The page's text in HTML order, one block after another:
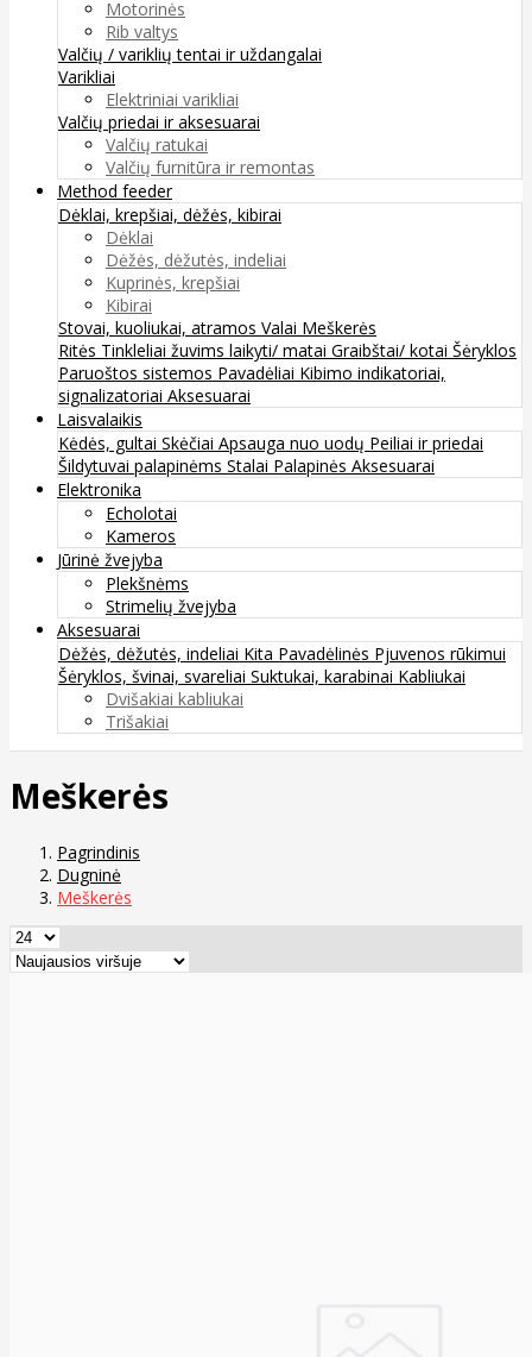
Motorinės
Rib valtys
Valčių / variklių tentai ir uždangalai
Varikliai
Elektriniai varikliai
Valčių priedai ir aksesuarai
Valčių ratukai
Valčių furnitūra ir remontas
Method feeder
Dėklai, krepšiai, dėžės, kibirai
Dėklai
Dėžės, dėžutės, indeliai
Kuprinės, krepšiai
Kibirai
Stovai, kuoliukai, atramos Valai Meškerės
Ritės Tinkleliai žuvims laikyti/ matai Graibštai/ kotai Šėryklos
Paruoštos sistemos Pavadėliai Kibimo indikatoriai,
signalizatoriai Aksesuarai
Laisvalaikis
Kėdės, gultai Skėčiai Apsauga nuo uodų Peiliai ir priedai
Šildytuvai palapinėms Stalai Palapinės Aksesuarai
Elektronika
Echolotai
Kameros
Jūrinė žvejyba
Plekšnėms
Strimelių žvejyba
Aksesuarai
Dėžės, dėžutės, indeliai Kita Pavadėlinės Pjuvenos rūkimui
Šėryklos, švinai, svareliai Suktukai, karabinai Kabliukai
Dvišakiai kabliukai
Trišakiai
Meškerės
Pagrindinis
Dugninė
Meškerės